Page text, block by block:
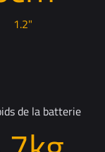
1.2"
de la batterie